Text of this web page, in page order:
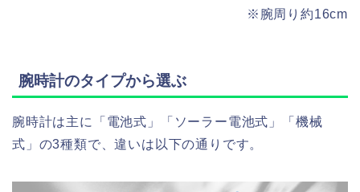
※腕周り約16cm
腕時計のタイプから選ぶ
腕時計は主に「電池式」「ソーラー電池式」「機械
式」の3種類で、違いは以下の通りです。